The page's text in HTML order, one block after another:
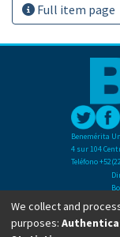
Full item page
Benemérita
4 sur 104
Teléfono
We collect and
purposes: